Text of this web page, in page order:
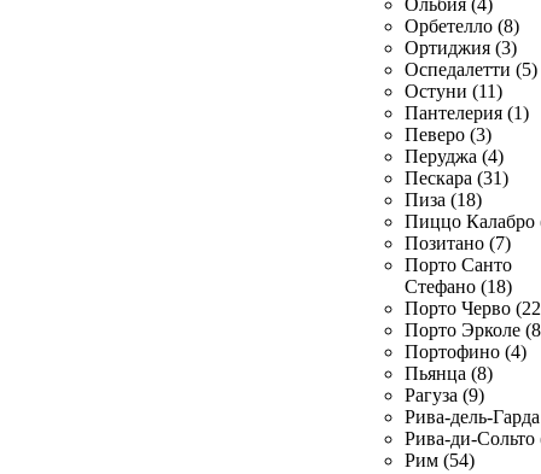
Ольбия (4)
Орбетелло (8)
Ортиджия (3)
Оспедалетти (5)
Остуни (11)
Пантелерия (1)
Певеро (3)
Перуджа (4)
Пескара (31)
Пиза (18)
Пиццо Калабро
Позитано (7)
Порто Санто
Стефано (18)
Порто Черво
Порто Эрколе
Портофино (4)
Пьянца (8)
Рагуза (9)
Рива-дель-
Рива-ди-Сольто
Рим (54)